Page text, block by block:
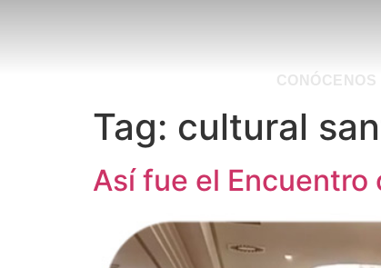
CONÓCENOS
Tag: cultural
Así fue el Encuentro